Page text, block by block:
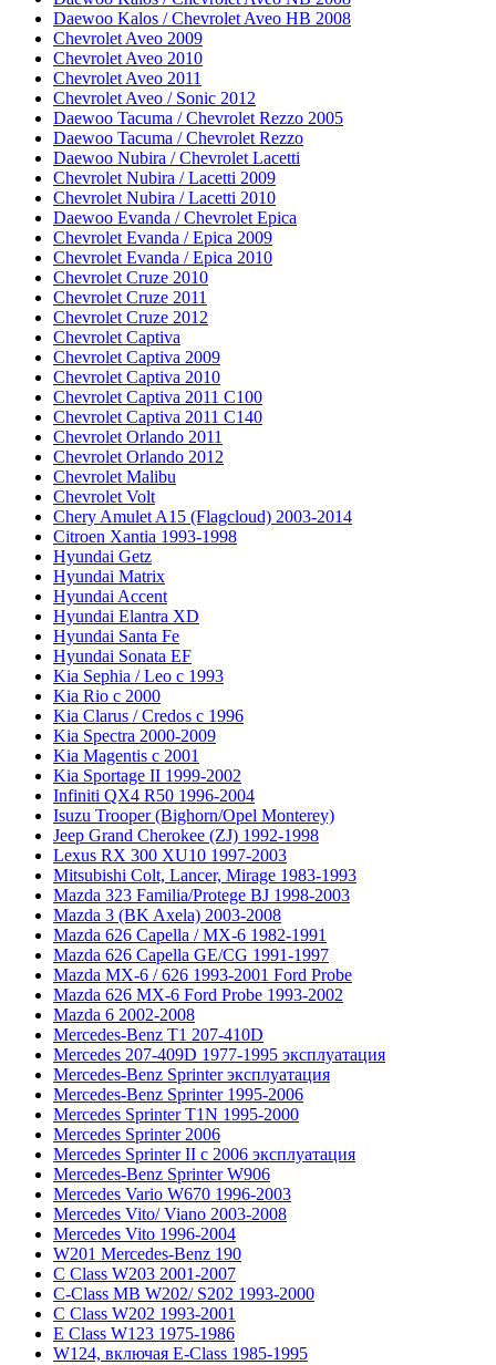
Daewoo Kalos / Chevrolet Aveo HB 2008
Chevrolet Aveo 2009
Chevrolet Aveo 2010
Chevrolet Aveo 2011
Chevrolet Aveo / Sonic 2012
Daewoo Tacuma / Chevrolet Rezzo 2005
Daewoo Tacuma / Chevrolet Rezzo
Daewoo Nubira / Chevrolet Lacetti
Chevrolet Nubira / Lacetti 2009
Chevrolet Nubira / Lacetti 2010
Daewoo Evanda / Chevrolet Epica
Chevrolet Evanda / Epica 2009
Chevrolet Evanda / Epica 2010
Chevrolet Cruze 2010
Chevrolet Cruze 2011
Chevrolet Cruze 2012
Chevrolet Captiva
Chevrolet Captiva 2009
Chevrolet Captiva 2010
Chevrolet Captiva 2011 C100
Chevrolet Captiva 2011 C140
Chevrolet Orlando 2011
Chevrolet Orlando 2012
Chevrolet Malibu
Chevrolet Volt
Chery Amulet A15 (Flagcloud) 2003-2014
Citroen Xantia 1993-1998
Hyundai Getz
Hyundai Matrix
Hyundai Accent
Hyundai Elantra XD
Hyundai Santa Fe
Hyundai Sonata EF
Kia Sephia / Leo с 1993
Kia Rio с 2000
Kia Clarus / Credos с 1996
Kia Spectra 2000-2009
Kia Magentis с 2001
Kia Sportage II 1999-2002
Infiniti QX4 R50 1996-2004
Isuzu Trooper (Bighorn/Opel Monterey)
Jeep Grand Cherokee (ZJ) 1992-1998
Lexus RX 300 XU10 1997-2003
Mitsubishi Colt, Lancer, Mirage 1983-1993
Mazda 323 Familia/Protege BJ 1998-2003
Mazda 3 (BK Axela) 2003-2008
Mazda 626 Capella / MX-6 1982-1991
Mazda 626 Capella GE/CG 1991-1997
Mazda MX-6 / 626 1993-2001 Ford Probe
Mazda 626 MX-6 Ford Probe 1993-2002
Mazda 6 2002-2008
Mercedes-Benz T1 207-410D
Mercedes 207-409D 1977-1995 эксплуатация
Mercedes-Benz Sprinter эксплуатация
Mercedes-Benz Sprinter 1995-2006
Mercedes Sprinter T1N 1995-2000
Mercedes Sprinter 2006
Mercedes Sprinter II с 2006 эксплуатация
Mercedes-Benz Sprinter W906
Mercedes Vario W670 1996-2003
Mercedes Vito/ Viano 2003-2008
Mercedes Vito 1996-2004
W201 Mercedes-Benz 190
C Class W203 2001-2007
C-Class MB W202/ S202 1993-2000
C Class W202 1993-2001
E Class W123 1975-1986
W124, включая E-Class 1985-1995